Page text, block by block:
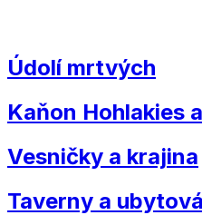
Údolí mrtvých
Kaňon Hohlakies
Vesničky a krajina
Taverny a